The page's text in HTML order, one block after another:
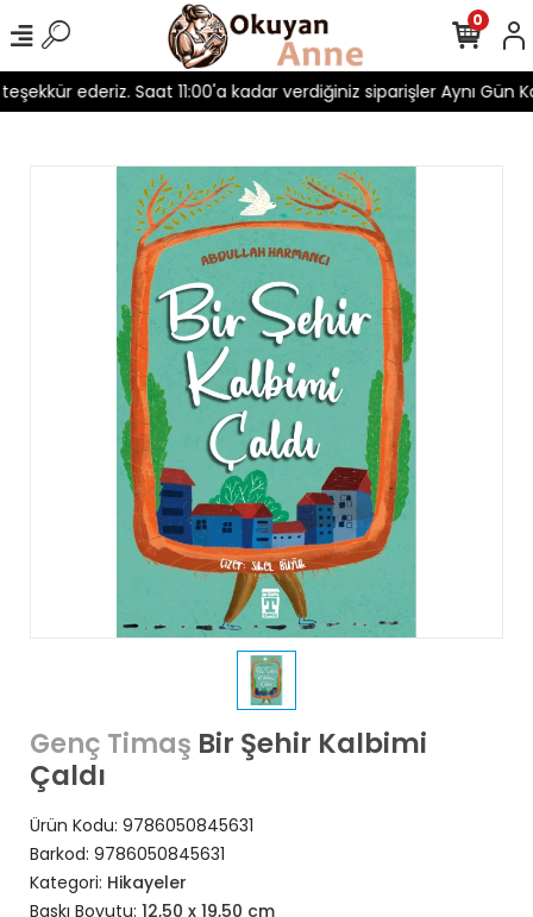
ederiz. Saat 11:00'a kadar verdiğiniz siparişler Aynı Gün
0
Genç Timaş Bir Şehir Kalbimi
Çaldı
Ürün Kodu: 9786050845631
Barkod: 9786050845631
Kategori: Hikayeler
Baskı Boyutu: 12,50 x 19,50 cm